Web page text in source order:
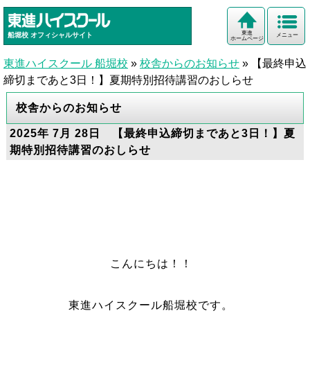
船堀校 オフィシャルサイト メニュー
東進
ホームページ
東進ハイスクール 船堀校 » 校舎からのお知らせ »
【最終申込
締切まであと3日！】夏期特別招待講習のおしらせ
校舎からのお知らせ
2025年 7月 28日 【最終申込締切まであと3日！】夏
期特別招待講習のおしらせ
こんにちは！！
東進ハイスクール船堀校です。